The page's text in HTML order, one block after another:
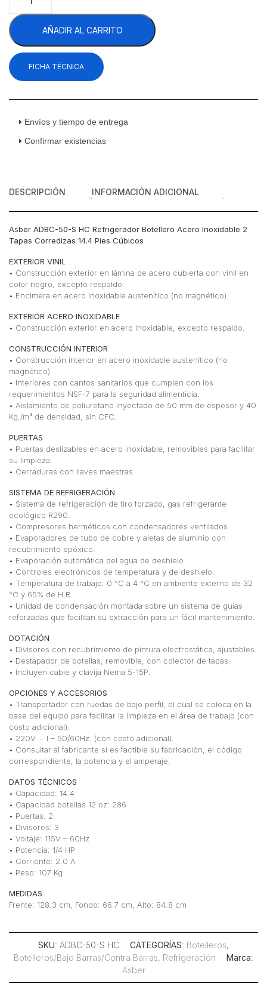
ADBC-
50-
S
HC
Refrigerador
Botellero
Acero
Tapas
14.4
AÑADIR AL CARRITO
FICHA TÉCNICA
Envíos y tiempo de entrega
Confirmar existencias
DESCRIPCIÓN INFORMACIÓN ADICIONAL
Asber ADBC-50-S HC Refrigerador Botellero Acero Inoxidable 2
Tapas Corredizas 14.4 Pies Cúbicos
EXTERIOR VINIL
• Construcción exterior en lámina de acero cubierta con vinil en
color negro, excepto respaldo.
• Encimera en acero inoxidable austenítico (no magnético).
EXTERIOR ACERO INOXIDABLE
• Construcción exterior en acero inoxidable, excepto respaldo.
CONSTRUCCIÓN INTERIOR
• Construcción interior en acero inoxidable austenítico (no
magnético).
• Interiores con cantos sanitarios que cumplen con los
requerimientos NSF-7 para la seguridad alimenticia.
• Aislamiento de poliuretano inyectado de 50 mm de espesor y 40
Kg./m³ de densidad, sin CFC.
PUERTAS
• Puertas deslizables en acero inoxidable, removibles para facilitar
su limpieza.
• Cerraduras con llaves maestras.
SISTEMA DE REFRIGERACIÓN
• Sistema de refrigeración de tiro forzado, gas refrigerante
ecológico R290.
• Compresores herméticos con condensadores ventilados.
• Evaporadores de tubo de cobre y aletas de aluminio con
recubrimiento epóxico.
• Evaporación automática del agua de deshielo.
• Controles electrónicos de temperatura y de deshielo.
• Temperatura de trabajo: 0 °C a 4 °C en ambiente externo de 32
°C y 65% de H.R.
• Unidad de condensación montada sobre un sistema de guías
reforzadas que facilitan su extracción para un fácil mantenimiento.
DOTACIÓN
• Divisores con recubrimiento de pintura electrostática, ajustables.
• Destapador de botellas, removible, con colector de tapas.
• Incluyen cable y clavija Nema 5-15P.
OPCIONES Y ACCESORIOS
• Transportador con ruedas de bajo perfil, el cual se coloca en la
base del equipo para facilitar la limpieza en el área de trabajo (con
costo adicional).
• 220V. – I – 50/60Hz. (con costo adicional).
• Consultar al fabricante si es factible su fabricación, el código
correspondiente, la potencia y el amperaje.
DATOS TÉCNICOS
• Capacidad: 14.4
• Capacidad botellas 12 oz: 286
• Puertas: 2
• Divisores: 3
• Voltaje: 115V – 60Hz
• Potencia: 1/4 HP
• Corriente: 2.0 A
• Peso: 107 Kg
MEDIDAS
Frente: 128.3 cm, Fondo: 66.7 cm, Alto: 84.8 cm
SKU: ADBC-50-S HC CATEGORÍAS: Botelleros,
Botelleros/Bajo Barras/Contra Barras, Refrigeración Marca:
Asber